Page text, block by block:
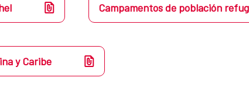
Campamentos de población
y Caribe